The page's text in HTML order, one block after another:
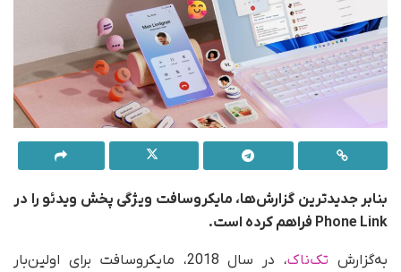
بنابر جدیدترین گزارش‌ها، مایکروسافت ویژگی پخش ویدئو را در
Phone Link فراهم کرده است.
به‌گزارش تک‌ناک
، در سال 2018، مایکروسافت برای اولین‌بار